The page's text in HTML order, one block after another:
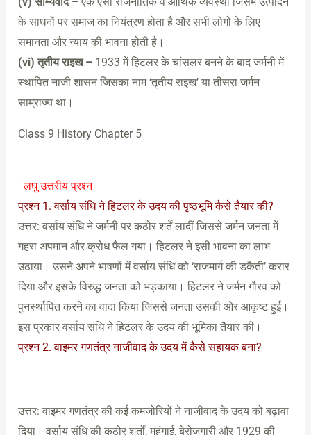
के साधनों पर समाज का नियंत्रण होता है और सभी लोगों के लिए
समानता और न्याय की भावना होती है।
(vi) तृतीय राइख – 1933 में हिटलर के चांसलर बनने के बाद जर्मनी में
स्थापित नाजी शासन जिसका नाम ‘तृतीय राइख’ या तीसरा जर्मन
साम्राज्य था।
Class 9 History Chapter 5
लघु उत्तरीय प्रश्न
प्रश्न 1. वर्साय संधि ने हिटलर के उदय की पृष्ठभूमि कैसे तैयार की?
उत्तर: वर्साय संधि ने जर्मनी पर कठोर शर्तें लादीं जिससे जर्मन जनता में
गहरा अपमान और क्रोध फैल गया। हिटलर ने इसी भावना का लाभ
उठाया। उसने अपने भाषणों में वर्साय संधि को ‘राजमार्ग की डकैती’ करार
दिया और इसके विरुद्ध जनता को भड़काया। हिटलर ने जर्मन गौरव को
पुनर्स्थापित करने का वादा किया जिससे जनता उसकी ओर आकृष्ट हुई।
इस प्रकार वर्साय संधि ने हिटलर के उदय की भूमिका तैयार की।
प्रश्न 2. वाइमर गणतंत्र नाजीवाद के उदय में कैसे सहायक बना?
उत्तर: वाइमर गणतंत्र की कई कमजोरियों ने नाजीवाद के उदय को बढ़ावा
दिया। वर्साय संधि की कठोर शर्तों, महंगाई, बेरोजगारी और 1929 की